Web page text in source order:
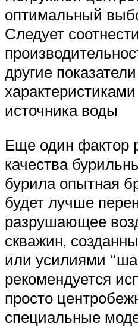
оптимальный
Следует
другие
источника воды
Еще один фактор
качества
бурила опытная
будет лучше
разрушающее
скважин,
или усилиями
рекомендуется
просто
специальные